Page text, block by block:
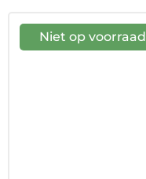
Niet op voorraad